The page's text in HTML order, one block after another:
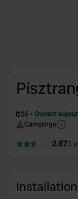
6
Ouvert
Campings
2.673